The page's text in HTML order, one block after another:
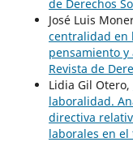
de Derechos
José Luis
centralidad en
pensamiento y
Revista de
Lidia Gil Otero,
laboralidad.
directiva
laborales en